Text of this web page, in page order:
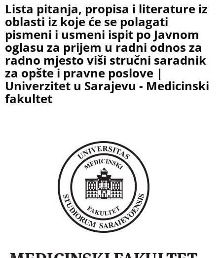
Lista pitanja, propisa i literature iz
oblasti iz koje će se polagati
pismeni i usmeni ispit po Javnom
oglasu za prijem u radni odnos za
radno mjesto viši stručni saradnik
za opšte i pravne poslove |
Univerzitet u Sarajevu - Medicinski
fakultet